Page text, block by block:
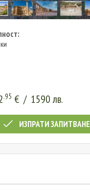
.95 € / 1590лв.
ИЗПРАТИ ЗАПИТВАНЕ